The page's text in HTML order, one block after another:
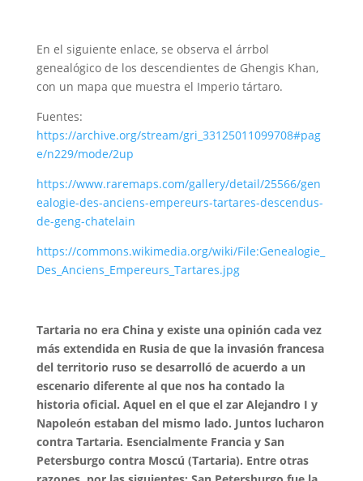
En el siguiente enlace, se observa el árrbol
genealógico de los descendientes de Ghengis Khan,
con un mapa que muestra el Imperio tártaro.
Fuentes:
https://archive.org/stream/gri_33125011099708#pag
e/n229/mode/2up
https://www.raremaps.com/gallery/detail/25566/gen
ealogie-des-anciens-empereurs-tartares-descendus-
de-geng-chatelain
https://commons.wikimedia.org/wiki/File:Genealogie_
Des_Anciens_Empereurs_Tartares.jpg
Tartaria no era China y existe una opinión cada vez
más extendida en Rusia de que la invasión francesa
del territorio ruso se desarrolló de acuerdo a un
escenario diferente al que nos ha contado la
historia oficial. Aquel en el que el zar Alejandro I y
Napoleón estaban del mismo lado. Juntos lucharon
contra Tartaria. Esencialmente Francia y San
Petersburgo contra Moscú (Tartaria). Entre otras